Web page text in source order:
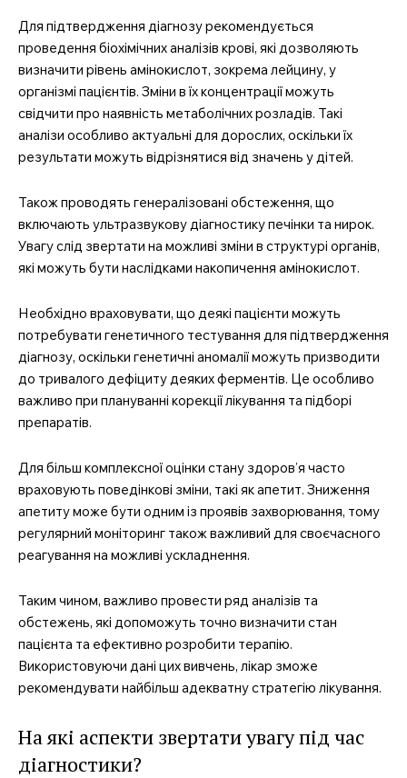
Для підтвердження діагнозу рекомендується
проведення біохімічних аналізів крові, які дозволяють
визначити рівень амінокислот, зокрема лейцину, у
організмі пацієнтів. Зміни в їх концентрації можуть
свідчити про наявність метаболічних розладів. Такі
аналізи особливо актуальні для дорослих, оскільки їх
результати можуть відрізнятися від значень у дітей.
Також проводять генералізовані обстеження, що
включають ультразвукову діагностику печінки та нирок.
Увагу слід звертати на можливі зміни в структурі органів,
які можуть бути наслідками накопичення амінокислот.
Необхідно враховувати, що деякі пацієнти можуть
потребувати генетичного тестування для підтвердження
діагнозу, оскільки генетичні аномалії можуть призводити
до тривалого дефіциту деяких ферментів. Це особливо
важливо при плануванні корекції лікування та підборі
препаратів.
Для більш комплексної оцінки стану здоров’я часто
враховують поведінкові зміни, такі як апетит. Зниження
апетиту може бути одним із проявів захворювання, тому
регулярний моніторинг також важливий для своєчасного
реагування на можливі ускладнення.
Таким чином, важливо провести ряд аналізів та
обстежень, які допоможуть точно визначити стан
пацієнта та ефективно розробити терапію.
Використовуючи дані цих вивчень, лікар зможе
рекомендувати найбільш адекватну стратегію лікування.
На які аспекти звертати увагу під час
діагностики?